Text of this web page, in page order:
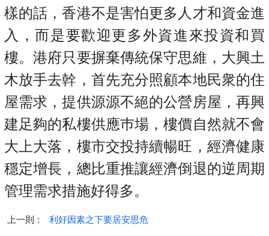
樣的話，香港不是害怕更多人才和資金進
入，而是要歡迎更多外資進來投資和買
樓。港府只要摒棄傳統保守思維，大興土
木放手去幹，首先充分照顧本地民衆的住
屋需求，提供源源不絕的公營房屋，再興
建足夠的私樓供應巿場，樓價自然就不會
大上大落，樓市交投持續暢旺，經濟健康
穩定增長，總比重推讓經濟倒退的逆周期
管理需求措施好得多。
上一則： 利好因素之下要居安思危